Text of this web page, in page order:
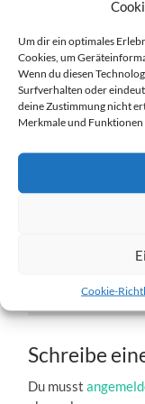
Um dir ein optimales
Cookies, um
Wenn du diesen
Surfverhalten oder
deine Zustimmung nicht
Merkmale und
Cookie-
Bjarki-
Nächster»
Schreibe
Du musst